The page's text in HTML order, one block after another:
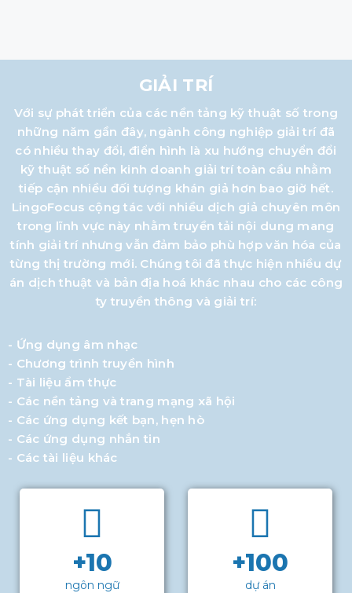
GIẢI TRÍ
Với sự phát triển của các nền tảng kỹ thuật số trong
những năm gần đây, ngành công nghiệp giải trí đã
có nhiều thay đổi, điển hình là xu hướng chuyển đổi
kỹ thuật số nền kinh doanh giải trí toàn cầu nhằm
tiếp cận nhiều đối tượng khán giả hơn bao giờ hết.
LingoFocus cộng tác với nhiều dịch giả chuyên môn
trong lĩnh vực này nhằm truyền tải nội dung mang
tính giải trí nhưng vẫn đảm bảo phù hợp văn hóa của
từng thị trường mới. Chúng tôi đã thực hiện nhiều dự
án dịch thuật và bản địa hoá khác nhau cho các công
ty truyền thông và giải trí:
- Ứng dụng âm nhạc
- Chương trình truyền hình
- Tài liệu ẩm thực
- Các nền tảng và trang mạng xã hội
- Các ứng dụng kết bạn, hẹn hò
- Các ứng dụng nhắn tin
- Các tài liệu khác
+10
ngôn ngữ
+100
dự án